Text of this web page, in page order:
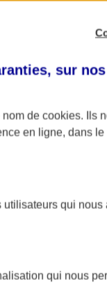
L'application AXA
sur nos
nom de cookies. Ils
en ligne, dans
utilisateurs qui
qui nous